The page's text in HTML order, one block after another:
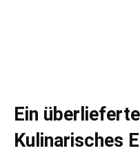
Ein
Kulinarisches